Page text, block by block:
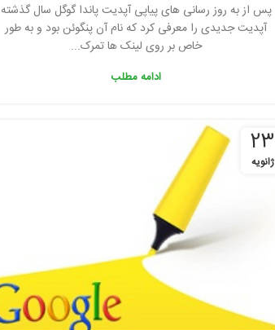
پس از به روز رسانی های پیاپی آپدیت پاندا گوگل سال گذشته
آپدیت جدیدی را معرفی کرد که نام آن پنگوئن بود و به طور
خاص بر روی لینک ها تمرک...
ادامه مطلب
23
ژانویه